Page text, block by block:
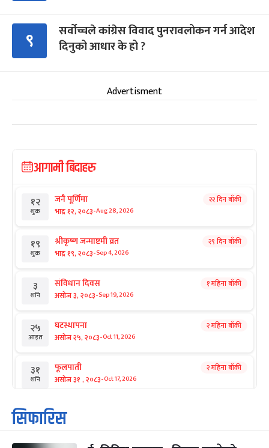
९
सर्वोच्चले कांग्रेस विवाद पुनरावलोकन गर्न आदेश
दिनुको आधार के हो ?
Advertisment
आगामी बिदाहरु
१२
शुक्र
जनै पूर्णिमा
भाद्र १२, २०८३-Aug 28, 2026
२२ दिन बाँकी
१९
शुक्र
श्रीकृष्ण जन्माष्टमी व्रत
भाद्र १९, २०८३-Sep 4, 2026
२९ दिन बाँकी
३
शनि
संविधान दिवस
असोज ३, २०८३-Sep 19, 2026
१ महिना बाँकी
२५
आइत
घटस्थापना
असोज २५, २०८३-Oct 11, 2026
२ महिना बाँकी
३१
शनि
फूलपाती
असोज ३१ , २०८३-Oct 17, 2026
२ महिना बाँकी
१
आइत
कार्तिक सङ्क्रान्ति
कार्तिक १, २०८३
सिफारिस